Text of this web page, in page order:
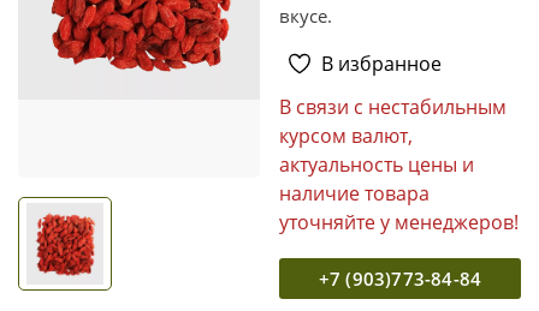
вкусе.
В избранное
В связи с нестабильным
курсом валют,
актуальность цены и
наличие товара
уточняйте у менеджеров!
+7 (903)773-84-84